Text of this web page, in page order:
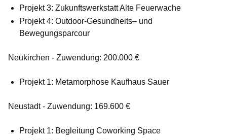
Projekt 3: Zukunftswerkstatt Alte Feuerwache
Projekt 4: Outdoor-Gesundheits– und
Bewegungsparcour
Neukirchen - Zuwendung: 200.000 €
Projekt 1: Metamorphose Kaufhaus Sauer
Neustadt - Zuwendung: 169.600 €
Projekt 1: Begleitung Coworking Space